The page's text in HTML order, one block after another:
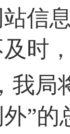
信
时
我局
”的